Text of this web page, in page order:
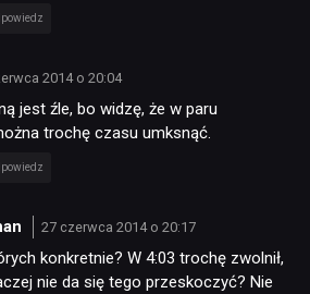
2014 o 20:04
jest źle, bo widzę, że w paru
trochę czasu umksnąć.
27 czerwca 2014 o 20:17
konkretnie? W 4:03 trochę zwolnił,
nie da się tego przeskoczyć? Nie